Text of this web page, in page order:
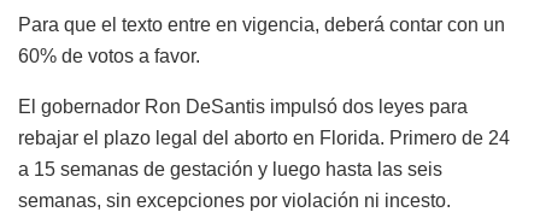
Para que el texto entre en vigencia, deberá contar con un
60% de votos a favor.
El gobernador Ron DeSantis impulsó dos leyes para
rebajar el plazo legal del aborto en Florida. Primero de 24
a 15 semanas de gestación y luego hasta las seis
semanas, sin excepciones por violación ni incesto.